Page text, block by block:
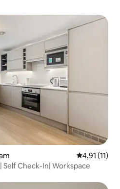
Gemiddelde
4,91 (11)
Self Check-In| Workspace